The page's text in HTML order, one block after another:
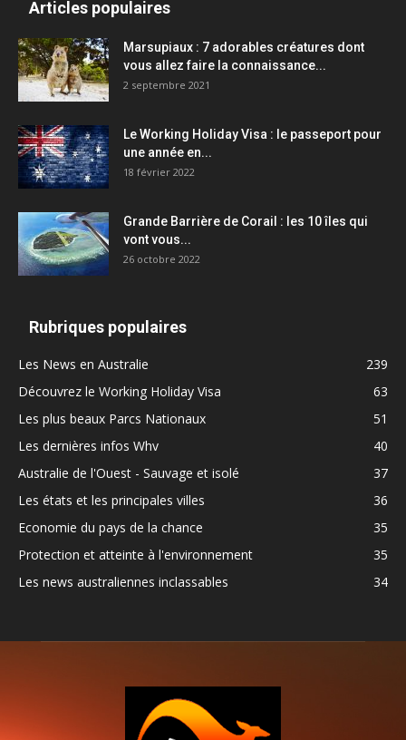
Articles populaires
Marsupiaux : 7 adorables créatures dont
vous allez faire la connaissance...
2 septembre 2021
Le Working Holiday Visa : le passeport pour
une année en...
18 février 2022
Grande Barrière de Corail : les 10 îles qui
vont vous...
26 octobre 2022
Rubriques populaires
Les News en Australie
239
Découvrez le Working Holiday Visa
63
Les plus beaux Parcs Nationaux
51
Les dernières infos Whv
40
Australie de l'Ouest - Sauvage et isolé
37
Les états et les principales villes
36
Economie du pays de la chance
35
Protection et atteinte à l'environnement
35
Les news australiennes inclassables
34